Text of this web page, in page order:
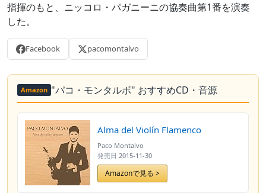
指揮のもと、ニッコロ・パガニーニの協奏曲第1番を演奏
した。
Facebook pacomontalvo
Amazon "パコ・モンタルボ" おすすめCD・音源
Alma del Violín Flamenco
Paco Montalvo
発売日 2015-11-30
Amazonで見る >